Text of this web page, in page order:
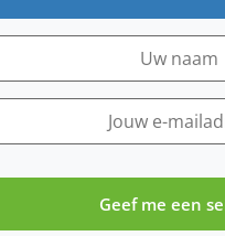
Geef me een